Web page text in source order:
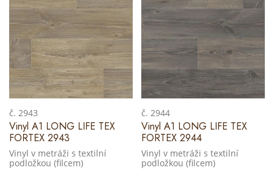
č. 2943
Vinyl A1 LONG LIFE TEX
FORTEX 2943
Vinyl v metráži s textilní
podložkou (filcem)
č. 2944
Vinyl A1 LONG LIFE TEX
FORTEX 2944
Vinyl v metráži s textilní
podložkou (filcem)